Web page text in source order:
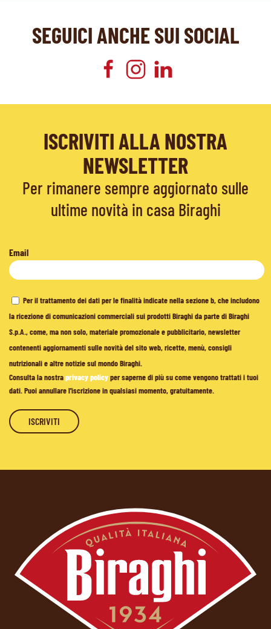
SEGUICI ANCHE SUI SOCIAL
ISCRIVITI ALLA NOSTRA
NEWSLETTER
Per rimanere sempre aggiornato sulle
ultime novità in casa Biraghi
Email
Per il trattamento dei dati per le finalità indicate nella sezione b, che includono
la ricezione di comunicazioni commerciali sui prodotti Biraghi da parte di Biraghi
S.p.A., come, ma non solo, materiale promozionale e pubblicitario, newsletter
contenenti aggiornamenti sulle novità del sito web, ricette, menù, consigli
nutrizionali e altre notizie sul mondo Biraghi.
Consulta la nostraprivacy policyper saperne di più su come vengono trattati i tuoi
dati. Puoi annullare l'iscrizione in qualsiasi momento, gratuitamente.